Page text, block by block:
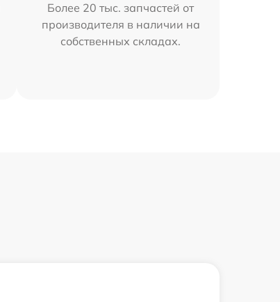
Более 20 тыс. запчастей от
производителя в наличии на
собственных складах.